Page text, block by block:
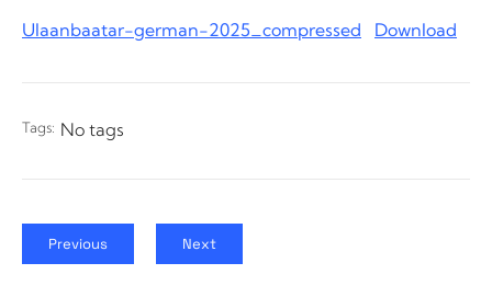
Ulaanbaatar-german-2025_compressed Download
Tags: No tags
Previous Next